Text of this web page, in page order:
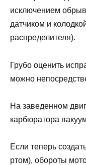
исключением
датчиком и
распределителя).
Грубо оценить
можно
На заведенном
карбюратора
Если теперь
ртом), обороты